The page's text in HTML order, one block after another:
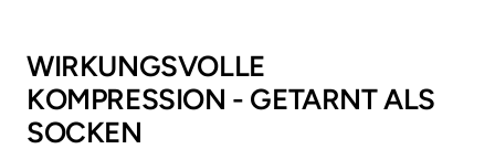
WIRKUNGSVOLLE
KOMPRESSION - GETARNT ALS
SOCKEN